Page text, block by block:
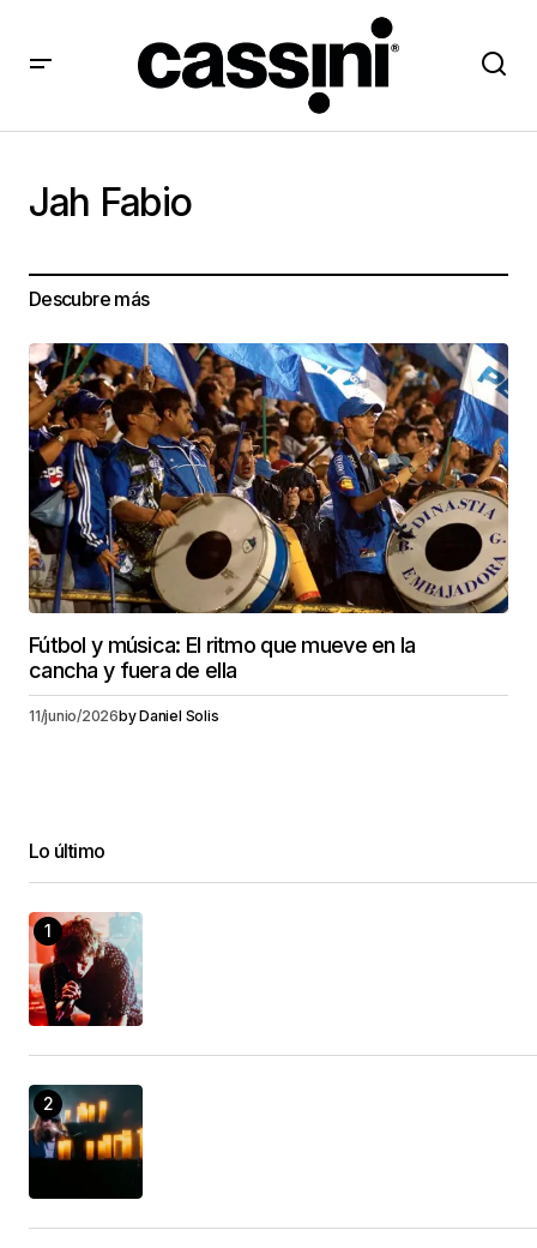
Jah Fabio
Descubre más
Fútbol y música: El ritmo que mueve en la
cancha y fuera de ella
11/junio/2026byDaniel Solis
Lo último